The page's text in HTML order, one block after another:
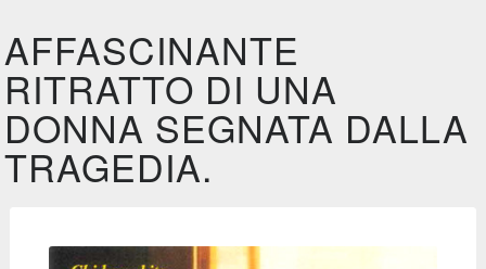
AFFASCINANTE
RITRATTO DI UNA
DONNA SEGNATA DALLA
TRAGEDIA.